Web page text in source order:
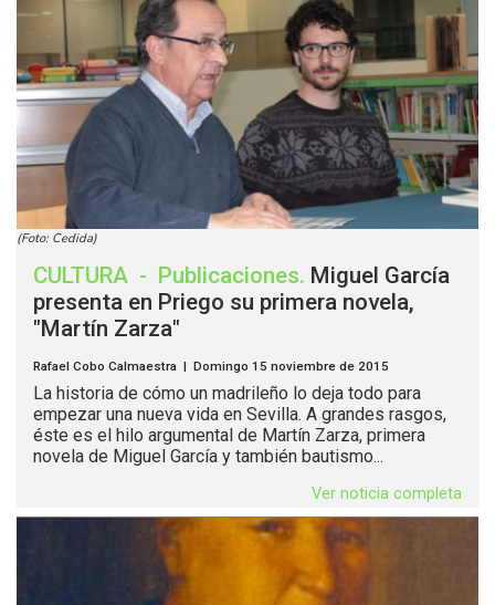
(Foto: Cedida)
CULTURA - Publicaciones. Miguel García
presenta en Priego su primera novela,
"Martín Zarza"
Rafael Cobo Calmaestra | Domingo 15 noviembre de 2015
La historia de cómo un madrileño lo deja todo para
empezar una nueva vida en Sevilla. A grandes rasgos,
éste es el hilo argumental de Martín Zarza, primera
novela de Miguel García y también bautismo...
Ver noticia completa